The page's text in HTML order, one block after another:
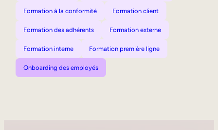
Formation à la conformité Formation client
Formation des adhérents Formation externe
Formation interne Formation première ligne
Onboarding des employés